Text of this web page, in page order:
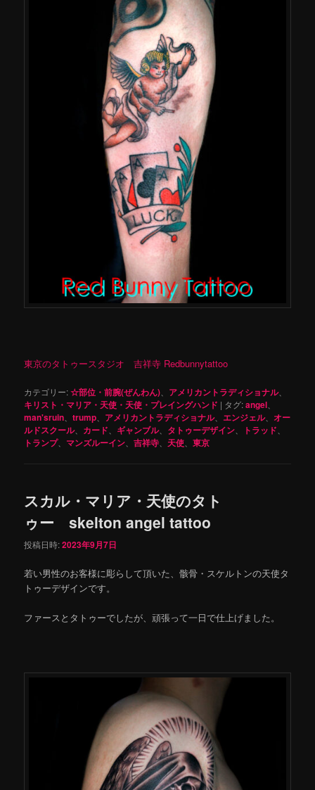
東京のタトゥースタジオ 吉祥寺 Redbunnytattoo
カテゴリー:☆部位・前腕(ぜんわん) アメリカントラディショナル、
キリスト・マリア・天使・天使・プレイングハンド | タグ:angel
man'sruin 、trump アメリカントラディショナル、 エンジェル、オー
ルドスクール、 カード ギャンブル、 タトゥーデザイン トラッド
トランプ、 マンズルーイン 、吉祥寺 天使 、東京
スカル・マリア・天使のタト
ゥー skelton angel tattoo
投稿日時:2023年9月7日
若い男性のお客様に彫らして頂いた、骸骨・スケルトンの天使タ
トゥーデザインです。
ファースとタトゥーでしたが、頑張って一日で仕上げました。